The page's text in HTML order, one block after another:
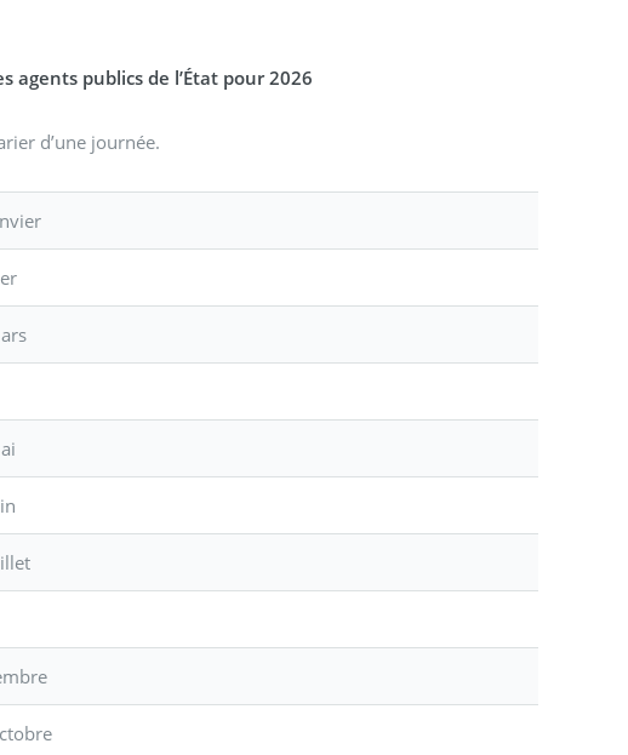
agents publics de l’État pour 2026
d’une journée.